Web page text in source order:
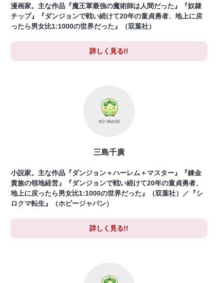
漫画家。主な作品『魔王軍最強の魔術師は人間だった』『奴隷
チップ』『ダンジョンで戦い続けて20年の童貞勇者、地上に戻
ったら男女比1:1000の世界だった』（双葉社）
詳しく見る!!
三島千廣
小説家。主な作品『ダンジョン＋ハーレム＋マスター』『錬金
貴族の領地経営』『ダンジョンで戦い続けて20年の童貞勇者、
地上に戻ったら男女比1:1000の世界だった』（双葉社）／『シ
ロクマ転生』（ホビージャパン）
詳しく見る!!